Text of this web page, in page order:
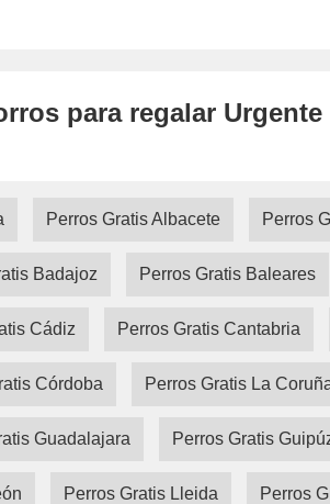
para regalar
Perros Gratis Albacete Perros
Badajoz Perros Gratis Baleares
Cádiz Perros Gratis Cantabria
Córdoba Perros Gratis La
Guadalajara Perros Gratis
Perros Gratis Lleida Perros